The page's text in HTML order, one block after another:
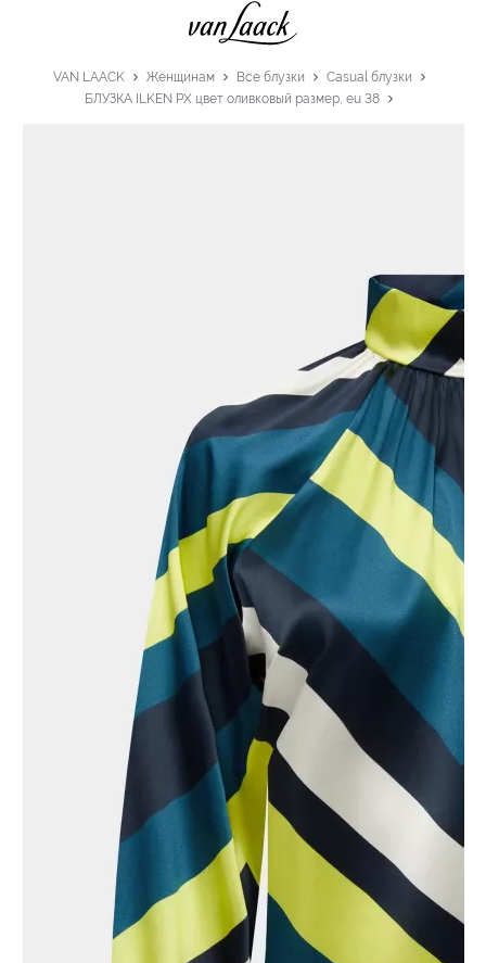
VAN LAACK Женщинам Все блузки
Casual блузки
БЛУЗКА ILKEN PX цвет оливковый размер, eu 38